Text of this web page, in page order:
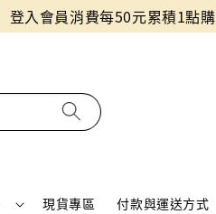
同月份預購單免費合併
現貨專區 付款與運送方式